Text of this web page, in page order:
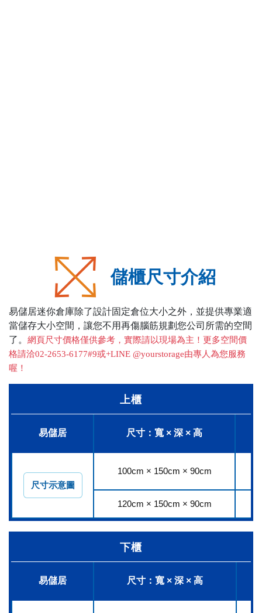
儲櫃尺寸介紹
易儲居迷你倉庫除了設計固定倉位大小之外，並提供專業適
當儲存大小空間，讓您不用再傷腦筋規劃您公司所需的空間
了。 網頁尺寸價格僅供參考，實際請以現場為主！更多空間價
格請洽02-2653-6177#9或+LINE @yourstorage由專人為您服務
喔！
上櫃
易儲居 尺寸：寬 × 深 × 高
尺寸示意圖
100cm × 150cm × 90cm
120cm × 150cm × 90cm
下櫃
易儲居 尺寸：寬 × 深 × 高